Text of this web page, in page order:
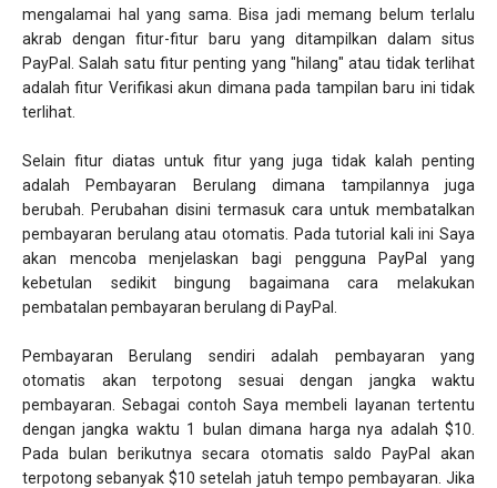
mengalamai hal yang sama. Bisa jadi memang belum terlalu
akrab dengan fitur-fitur baru yang ditampilkan dalam situs
PayPal. Salah satu fitur penting yang "hilang" atau tidak terlihat
adalah fitur Verifikasi akun dimana pada tampilan baru ini tidak
terlihat.
Selain fitur diatas untuk fitur yang juga tidak kalah penting
adalah Pembayaran Berulang dimana tampilannya juga
berubah. Perubahan disini termasuk cara untuk membatalkan
pembayaran berulang atau otomatis. Pada tutorial kali ini Saya
akan mencoba menjelaskan bagi pengguna PayPal yang
kebetulan sedikit bingung bagaimana cara melakukan
pembatalan pembayaran berulang di PayPal.
Pembayaran Berulang sendiri adalah pembayaran yang
otomatis akan terpotong sesuai dengan jangka waktu
pembayaran. Sebagai contoh Saya membeli layanan tertentu
dengan jangka waktu 1 bulan dimana harga nya adalah $10.
Pada bulan berikutnya secara otomatis saldo PayPal akan
terpotong sebanyak $10 setelah jatuh tempo pembayaran. Jika